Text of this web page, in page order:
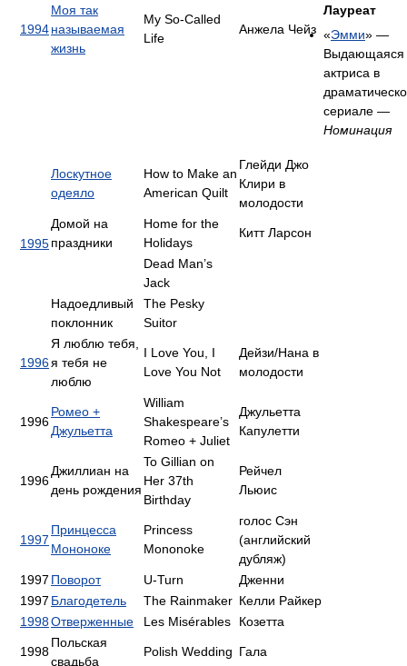
1994
Моя так
называемая
жизнь
My So-Called
Life
Анжела Чейз
Лауреат
«Эмми» —
Выдающаяся
актриса в
сериале —
Номинация
1995
Лоскутное
одеяло
How to Make an
American Quilt
Глейди Джо
Клири в
молодости
Домой на
праздники
Home for the
Holidays
Китт Ларсон
Dead Man’s
Jack
Надоедливый
поклонник
The Pesky
Suitor
1996
Я люблю тебя,
я тебя не
люблю
I Love You, I
Love You Not
Дейзи/Нана в
молодости
1996
Ромео +
Джульетта
William
Shakespeare’s
Romeo + Juliet
Джульетта
Капулетти
1996
Джиллиан на
день рождения
To Gillian on
Her 37th
Birthday
Рейчел
Льюис
1997
Принцесса
Мононоке
Princess
Mononoke
голос Сэн
(английский
дубляж)
1997 Поворот U-Turn
Дженни
1997 Благодетель The Rainmaker Келли Райкер
1998Отверженные Les Misérables Козетта
1998
Польская
свадьба
Polish Wedding Гала